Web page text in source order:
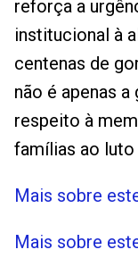
reforça a
institucional à
centenas de
não é apenas
respeito à
famílias ao luto
Mais sobre
Mais sobre